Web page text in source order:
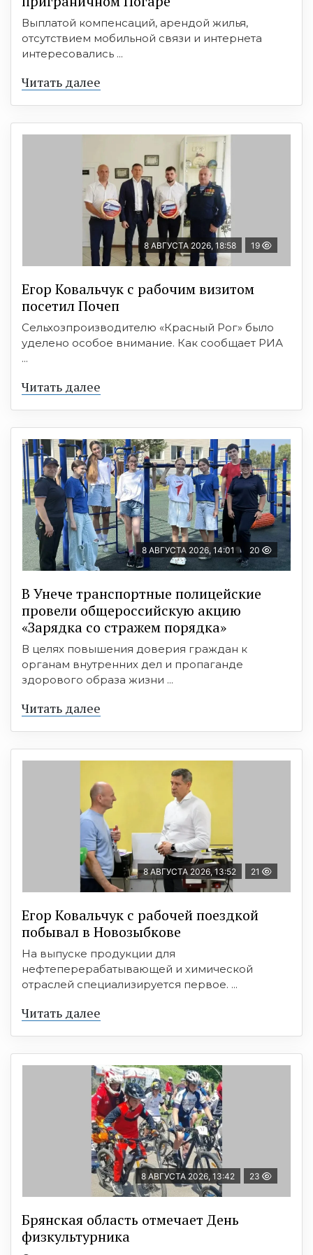
Выплатой компенсаций, арендой жилья,
отсутствием мобильной связи и интернета
интересовались ...
Читать далее
8 АВГУСТА 2026, 18:58 19
Егор Ковальчук с рабочим визитом
посетил Почеп
Сельхозпроизводителю «Красный Рог» было
уделено особое внимание. Как сообщает РИА
...
Читать далее
8 АВГУСТА 2026, 14:01 20
В Унече транспортные полицейские
провели общероссийскую акцию
«Зарядка со стражем порядка»
В целях повышения доверия граждан к
органам внутренних дел и пропаганде
здорового образа жизни ...
Читать далее
8 АВГУСТА 2026, 13:52 21
Егор Ковальчук с рабочей поездкой
побывал в Новозыбкове
На выпуске продукции для
нефтеперерабатывающей и химической
отраслей специализируется первое. ...
Читать далее
8 АВГУСТА 2026, 13:42 23
Брянская область отмечает День
физкультурника